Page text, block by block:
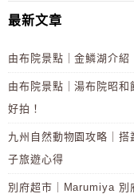
最新文章
由布院景點｜金鱗湖介
由布院景點｜湯布院昭
好拍！
九州自然動物園攻略｜
子旅遊心得
別府超市｜Marumiya 別